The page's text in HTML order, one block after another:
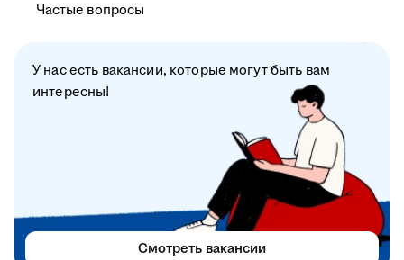
Частые вопросы
У нас есть вакансии, которые могут быть вам
интересны!
Смотреть вакансии